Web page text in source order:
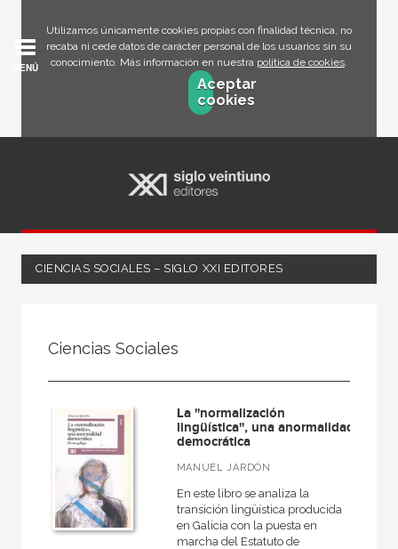
Utilizamos únicamente cookies propias con finalidad técnica, no
recaba ni cede datos de carácter personal de los usuarios sin su
conocimiento. Más información en nuestra política de cookies.
Aceptar
cookies
MENÚ
CIENCIAS SOCIALES – SIGLO XXI EDITORES
Ciencias humanas y sociales
Lengua y literatura
MATERIAS
Contemporánea
Historia de la literatura
Ciencias Sociales
La ''normalización
lingüística'', una anormalidad
democrática
MANUEL JARDÓN
En este libro se analiza la
transición lingüística producida
en Galicia con la puesta en
marcha del Estatuto de